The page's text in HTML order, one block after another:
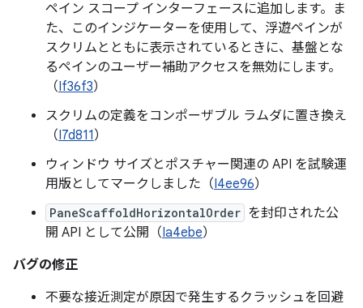
ペイン スコープ インターフェースに追加します。ま
た、このインジケーターを使用して、浮遊ペインが
スクリムとともに表示されているときに、基盤とな
るペインのユーザー補助アクセスを無効にします。
（If36f3）
スクリムの定義をコンポーザブル ラムダに置き換え
（I7d811）
ウィンドウ サイズとポスチャー関連の API を試験運
用版としてマークしました（I4ee96）
PaneScaffoldHorizontalOrder を封印された公
開 API として公開（Ia4ebe）
バグの修正
不要な接近測定が原因で発生するクラッシュを回避